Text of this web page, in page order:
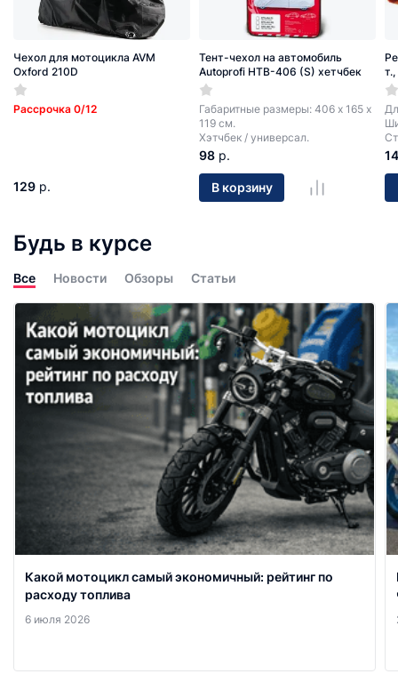
Чехол для мотоцикла AVM
Oxford 210D
Рассрочка 0/12
129 р.
Тент-чехол на автомобиль
Autoprofi HTB-406 (S) хетчбек
Габаритные размеры: 406 х 165 х
119 см.
Хэтчбек / универсал.
98 р.
В корзину
14
Будь в курсе
Все Новости Обзоры Статьи
Какой мотоцикл самый экономичный: рейтинг по
расходу топлива
6 июля 2026